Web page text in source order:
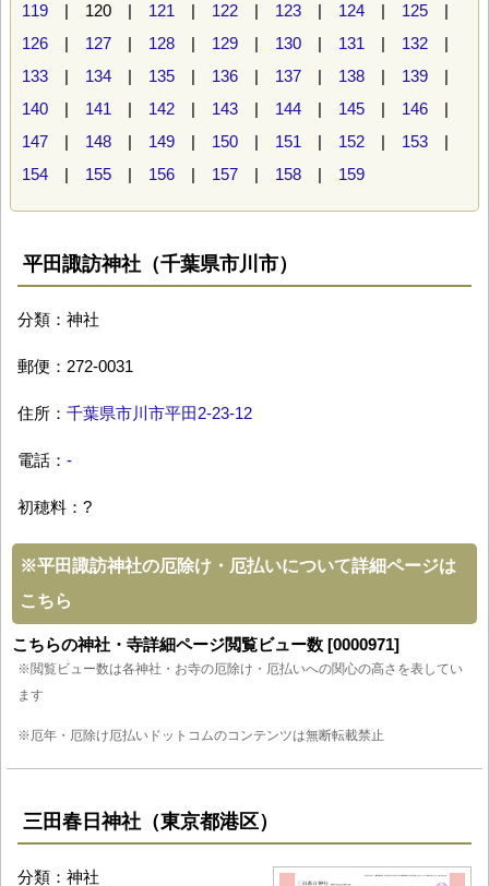
119 | 120 | 121 | 122 | 123 | 124 | 125 |
126 | 127 | 128 | 129 | 130 | 131 | 132 |
133 | 134 | 135 | 136 | 137 | 138 | 139 |
140 | 141 | 142 | 143 | 144 | 145 | 146 |
147 | 148 | 149 | 150 | 151 | 152 | 153 |
154 | 155 | 156 | 157 | 158 | 159
平田諏訪神社（千葉県市川市）
分類：神社
郵便：272-0031
住所： 千葉県市川市平田2-23-12
電話： -
初穂料：?
※平田諏訪神社の厄除け・厄払いについて詳細ページは
こちら
こちらの神社・寺詳細ページ閲覧ビュー数 [0000971]
※閲覧ビュー数は各神社・お寺の厄除け・厄払いへの関心の高さを表してい
ます
※厄年・厄除け厄払いドットコムのコンテンツは無断転載禁止
三田春日神社（東京都港区）
分類：神社